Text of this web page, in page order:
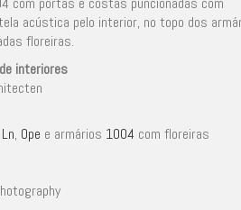
acústica pelo interior, no topo dos
floreiras.
interiores
Ln, Ope e armários 1004 com floreiras